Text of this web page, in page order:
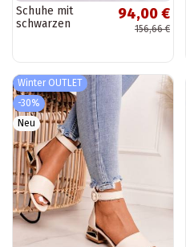
Schuhe mit
schwarzen
94,00 €
156,66 €
Winter OUTLET
-30%
Neu